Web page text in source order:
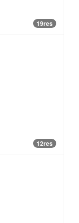
19res
12res